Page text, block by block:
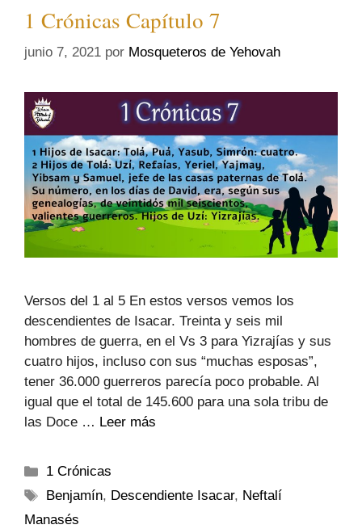
1 Crónicas Capítulo 7
junio 7, 2021 por Mosqueteros de Yehovah
Versos del 1 al 5 En estos versos vemos los
descendientes de Isacar. Treinta y seis mil
hombres de guerra, en el Vs 3 para Yizrajías y sus
cuatro hijos, incluso con sus “muchas esposas”,
tener 36.000 guerreros parecía poco probable. Al
igual que el total de 145.600 para una sola tribu de
las Doce … Leer más
1 Crónicas
Benjamín, Descendiente Isacar, Neftalí
Manasés